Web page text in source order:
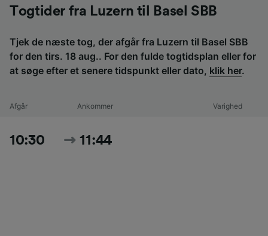
Togtider fra Luzern til Basel SBB
Tjek de næste tog, der afgår fra Luzern til Basel SBB
for den tirs. 18 aug.. For den fulde togtidsplan eller for
at søge efter et senere tidspunkt eller dato, klik her.
Afgår Ankommer Varighed
10:30 11:44